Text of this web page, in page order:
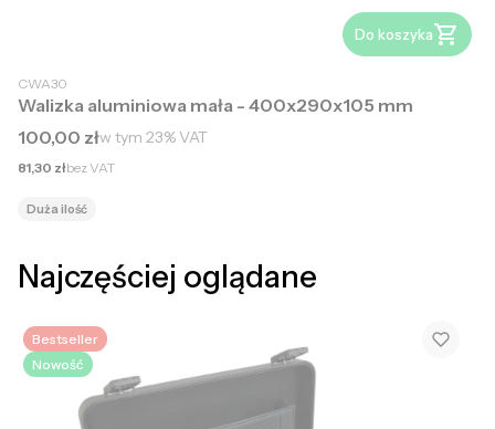
Do koszyka
CWA30
Walizka aluminiowa mała - 400x290x105 mm
Cena brutto
100,00 złw tym 23%VAT
Cena netto
81,30 złbez VAT
Duża ilość
Najczęściej oglądane
Bestseller
Nowość